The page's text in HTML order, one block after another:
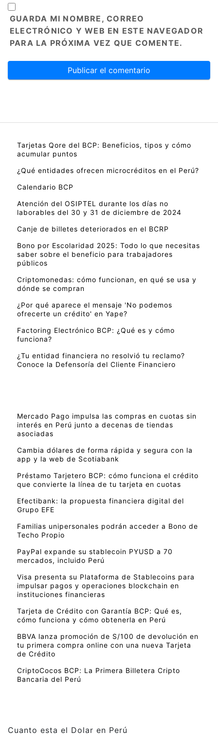
GUARDA MI NOMBRE, CORREO
ELECTRÓNICO Y WEB EN ESTE NAVEGADOR
PARA LA PRÓXIMA VEZ QUE COMENTE.
Tarjetas Qore del BCP: Beneficios, tipos y cómo
acumular puntos
¿Qué entidades ofrecen microcréditos en el Perú?
Calendario BCP
Atención del OSIPTEL durante los días no
laborables del 30 y 31 de diciembre de 2024
Canje de billetes deteriorados en el BCRP
Bono por Escolaridad 2025: Todo lo que necesitas
saber sobre el beneficio para trabajadores
públicos
Criptomonedas: cómo funcionan, en qué se usa y
dónde se compran
¿Por qué aparece el mensaje 'No podemos
ofrecerte un crédito' en Yape?
Factoring Electrónico BCP: ¿Qué es y cómo
funciona?
¿Tu entidad financiera no resolvió tu reclamo?
Conoce la Defensoría del Cliente Financiero
Mercado Pago impulsa las compras en cuotas sin
interés en Perú junto a decenas de tiendas
asociadas
Cambia dólares de forma rápida y segura con la
app y la web de Scotiabank
Préstamo Tarjetero BCP: cómo funciona el crédito
que convierte la línea de tu tarjeta en cuotas
Efectibank: la propuesta financiera digital del
Grupo EFE
Familias unipersonales podrán acceder a Bono de
Techo Propio
PayPal expande su stablecoin PYUSD a 70
mercados, incluido Perú
Visa presenta su Plataforma de Stablecoins para
impulsar pagos y operaciones blockchain en
instituciones financieras
Tarjeta de Crédito con Garantía BCP: Qué es,
cómo funciona y cómo obtenerla en Perú
BBVA lanza promoción de S/100 de devolución en
tu primera compra online con una nueva Tarjeta
de Crédito
CriptoCocos BCP: La Primera Billetera Cripto
Bancaria del Perú
Cuanto esta el Dolar en Perú